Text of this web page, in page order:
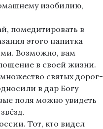
изобилию,
помедитировать в
этого напитка
Возможно, вам
в своей жизни.
святых дорог-
в дар Богу
поля можно увидеть
Тот, кто видел